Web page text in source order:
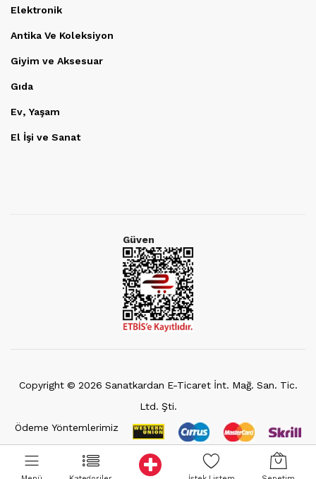
Elektronik
Antika Ve Koleksiyon
Giyim ve Aksesuar
Gıda
Ev, Yaşam
El İşi ve Sanat
Güven
Copyright © 2026 Sanatkardan E-Ticaret İnt. Mağ. San. Tic.
Ltd. Şti.
Ödeme Yöntemlerimiz